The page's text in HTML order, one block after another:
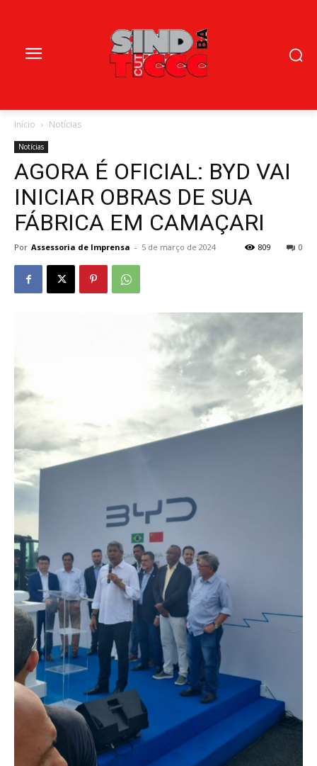
Início Notícias
Notícias
AGORA É OFICIAL: BYD VAI
INICIAR OBRAS DE SUA
FÁBRICA EM CAMAÇARI
Por Assessoria de Imprensa - 5 de março de 2024 0
809